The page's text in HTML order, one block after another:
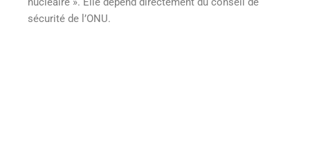
sécurité de l’ONU.